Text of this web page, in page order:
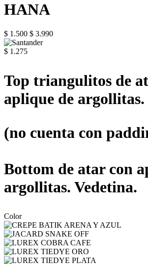
HANA
$ 1.500 $ 3.990
$ 1.275
Top triangulitos de
aplique de argollitas.
(no cuenta con
Bottom de atar con
argollitas. Vedetina.
Color